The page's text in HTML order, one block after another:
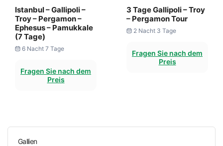
Istanbul – Gallipoli –
Troy – Pergamon –
Ephesus – Pamukkale
(7 Tage)
6 Nacht 7 Tage
Fragen Sie nach dem
Preis
3 Tage Gallipoli – Troy
– Pergamon Tour
2 Nacht 3 Tage
Fragen Sie nach dem
Preis
Gallien